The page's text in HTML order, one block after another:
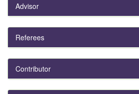
Advisor
Referees
Contributor